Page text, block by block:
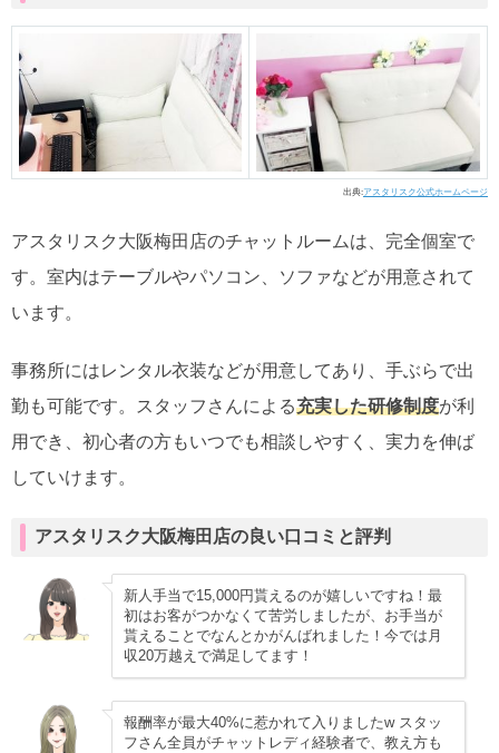
出典:アスタリスク公式ホームページ
アスタリスク大阪梅田店のチャットルームは、完全個室で
す。室内はテーブルやパソコン、ソファなどが用意されて
います。
事務所にはレンタル衣装などが用意してあり、手ぶらで出
勤も可能です。スタッフさんによる充実した研修制度が利
用でき、初心者の方もいつでも相談しやすく、実力を伸ば
していけます。
アスタリスク大阪梅田店の良い口コミと評判
新人手当で15,000円貰えるのが嬉しいですね！最
初はお客がつかなくて苦労しましたが、お手当が
貰えることでなんとかがんばれました！今では月
収20万越えで満足してます！
報酬率が最大40%に惹かれて入りましたw スタッ
フさん全員がチャットレディ経験者で、教え方も